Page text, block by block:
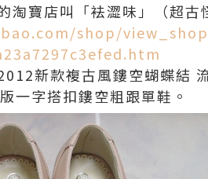
寶店叫「袪澀味」（超古
shop/
新款複古風鏤空蝴蝶結
一字搭扣鏤空粗跟單鞋。